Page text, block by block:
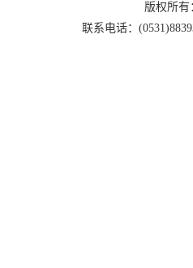
版权所
联系电话：